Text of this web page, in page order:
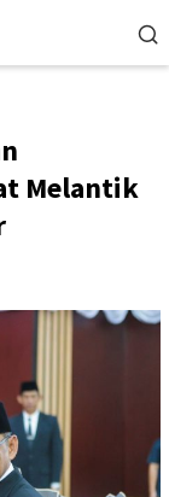
Melantik